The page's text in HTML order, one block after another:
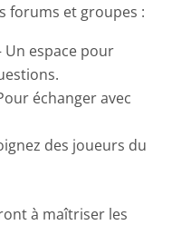
forums et groupes :
Un espace pour
échanger avec
des joueurs du
à maîtriser les